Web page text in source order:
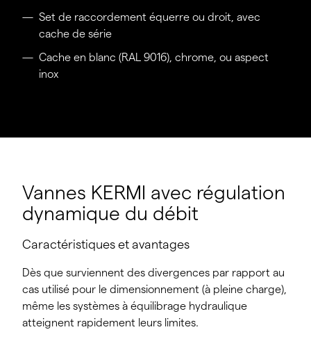
Set de raccordement équerre ou droit, avec
cache de série
Cache en blanc (RAL 9016), chrome, ou aspect
inox
Vannes KERMI avec régulation
dynamique du débit
Caractéristiques et avantages
Dès que surviennent des divergences par rapport au
cas utilisé pour le dimensionnement (à pleine charge),
même les systèmes à équilibrage hydraulique
atteignent rapidement leurs limites.